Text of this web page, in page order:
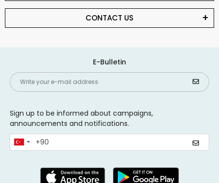
CONTACT US
E-Bulletin
Sign up to be informed about campaigns,
announcements and notifications.